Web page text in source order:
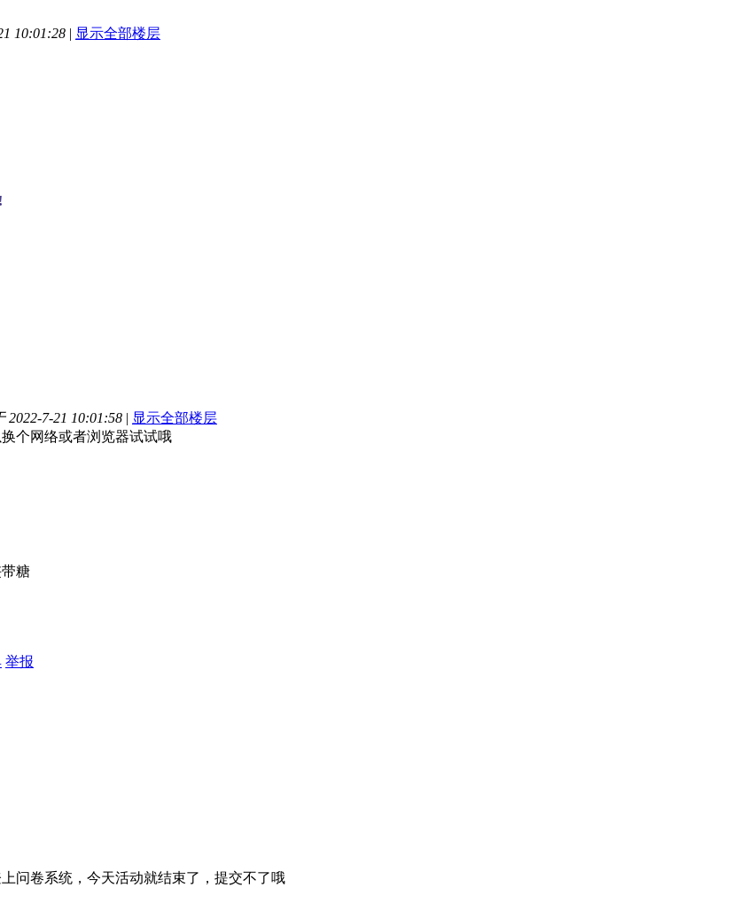
10:01:28 | 显示全部楼层
2022-7-21 10:01:58 | 显示全部楼层
个网络或者浏览器试试哦
糖
举报
问卷系统，今天活动就结束了，提交不了哦